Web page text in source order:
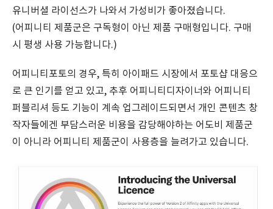
유니버셜 라이선스가 나와서 가성비가 좋아졌습니다.
(어피니티 제품군은 구독형이 아닌 제품 구매형입니다. 구매
시 평생 사용 가능합니다.)
어피니티포토의 경우, 특히 아이패드 시장에서 포토샵 대응으
로 큰 인기를 얻고 있고, 추후 어피니티디자이너와 어피니티
퍼블리셔 등도 기능이 계속 업그레이드되면서 개인 콘텐츠 창
작자들에겐 부담스러운 비용을 감당해야하는 어도비 제품군
이 아니라 어피니티 제품군이 사용층을 늘려가고 있습니다.